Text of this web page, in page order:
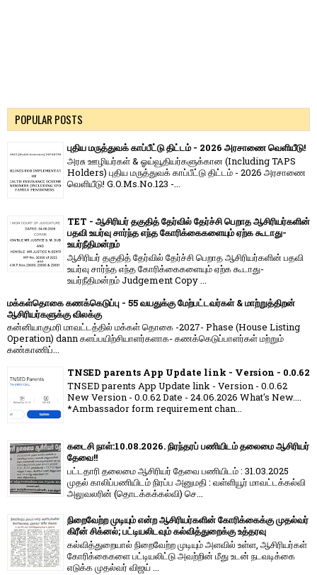
POPULAR POSTS
புதிய மருத்துவக் காப்பீட்டு திட்டம் - 2026 அரசாணை வெளியீடு!
அரசு ஊழியர்கள் & ஓய்வூதியர்களுக்கான (Including TAPS
Holders) புதிய மருத்துவக் காப்பீட்டு திட்டம் - 2026 அரசாணை
வெளியீடு! G.O.Ms.No.123 -...
TET - ஆசிரியர் தகுதித் தேர்வில் தேர்ச்சி பெறாத ஆசிரியர்களின்
பதவி உயர்வு சார்ந்த எந்த கோரிக்கைகளையும் ஏற்க கூடாது-
உயர்நீதிமன்றம்
ஆசிரியர் தகுதித் தேர்வில் தேர்ச்சி பெறாத ஆசிரியர்களின் பதவி
உயர்வு சார்ந்த எந்த கோரிக்கைகளையும் ஏற்க கூடாது-
உயர்நீதிமன்றம் Judgement Copy ...
மக்கள்தொகை கணக்கெடுப்பு - 55 வயதுக்கு மேற்பட்டவர்கள் & மாற்றுத்திறன்
ஆசிரியர்களுக்கு விலக்கு
கன்னியாகுமரி மாவட்டத்தில் மக்கள் தொகை -2027- Phase (House Listing
Operation) dann களப்பயிற்சியாளர்களாக- கணக்கெடுப்பாளர்கள் மற்றும்
கண்காணிப்...
TNSED parents App Update link - Version - 0.0.62
TNSED parents App Update link - Version - 0.0.62
New Version - 0.0.62 Date - 24.06.2026 What's New....
*Ambassador form requirement chan...
கடைசி நாள்:10.08.2026. நிரந்தரப் பணியிடம் தலைமை ஆசிரியர்
தேவை!!
பட்டதாரி தலைமை ஆசிரியர் தேவை பணியிடம் : 31.03.2025
முதல் காலிப்பணியிடம் நிரப்ப அனுமதி : வள்ளியூர் மாவட்டக்கல்வி
அலுவலரின் (தொடக்கக்கல்வி) செ...
நிறைவேற்ற முடியும் என்ற ஆசிரியர்களின் கோரிக்கைக்கு முதல்வர்
கிரீன் சிக்னல்; பட்டியலிடவும் கல்வித்துறைக்கு உத்தரவு
கல்வித்துறையால் நிறைவேற்ற முடியும் அளவில் உள்ள, ஆசிரியர்கள்
கோரிக்கைகளை பட்டியலிட்டு அவற்றின் மீது உடன் நடவடிக்கை
எடுக்க முதல்வர் விஜய் ...